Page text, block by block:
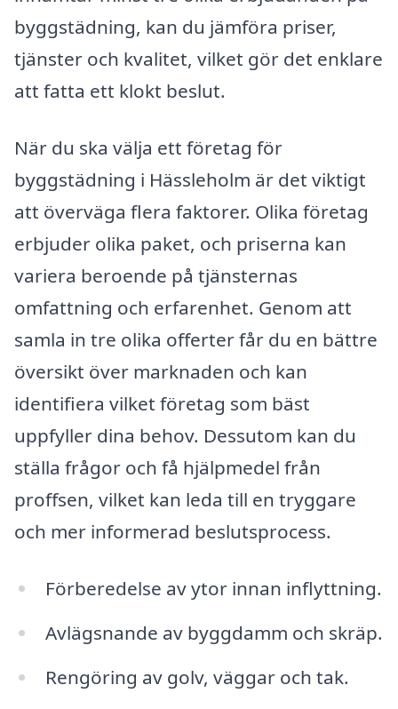
byggstädning, kan du jämföra priser,
tjänster och kvalitet, vilket gör det enklare
att fatta ett klokt beslut.
När du ska välja ett företag för
byggstädning i Hässleholm är det viktigt
att överväga flera faktorer. Olika företag
erbjuder olika paket, och priserna kan
variera beroende på tjänsternas
omfattning och erfarenhet. Genom att
samla in tre olika offerter får du en bättre
översikt över marknaden och kan
identifiera vilket företag som bäst
uppfyller dina behov. Dessutom kan du
ställa frågor och få hjälpmedel från
proffsen, vilket kan leda till en tryggare
och mer informerad beslutsprocess.
Förberedelse av ytor innan inflyttning.
Avlägsnande av byggdamm och skräp.
Rengöring av golv, väggar och tak.